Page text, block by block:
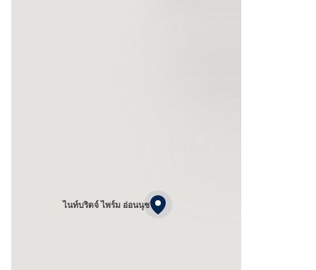
ไนท์บริดจ์ ไพร์ม อ่อนนุช